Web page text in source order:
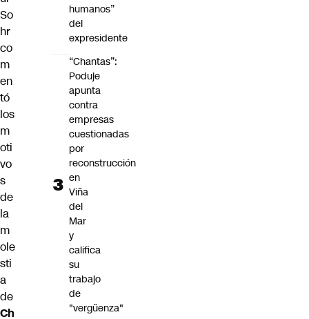
So
hr
co
m
en
tó
los
m
oti
vo
s
de
la
m
ole
sti
a
de
Ch
humanos”
del
expresidente
“Chantas”:
Poduje
apunta
contra
empresas
cuestionadas
por
reconstrucción
en
Viña
del
Mar
y
califica
su
trabajo
de
"vergüenza"